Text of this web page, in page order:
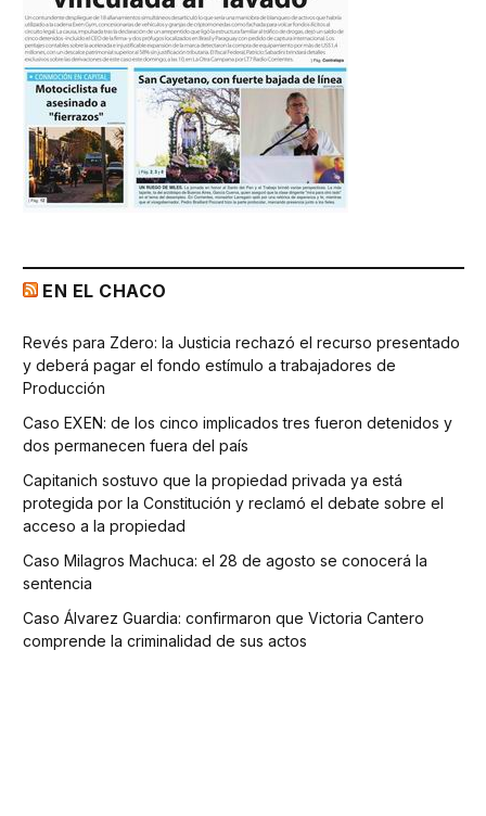
EN EL CHACO
Revés para Zdero: la Justicia rechazó el recurso presentado
y deberá pagar el fondo estímulo a trabajadores de
Producción
Caso EXEN: de los cinco implicados tres fueron detenidos y
dos permanecen fuera del país
Capitanich sostuvo que la propiedad privada ya está
protegida por la Constitución y reclamó el debate sobre el
acceso a la propiedad
Caso Milagros Machuca: el 28 de agosto se conocerá la
sentencia
Caso Álvarez Guardia: confirmaron que Victoria Cantero
comprende la criminalidad de sus actos